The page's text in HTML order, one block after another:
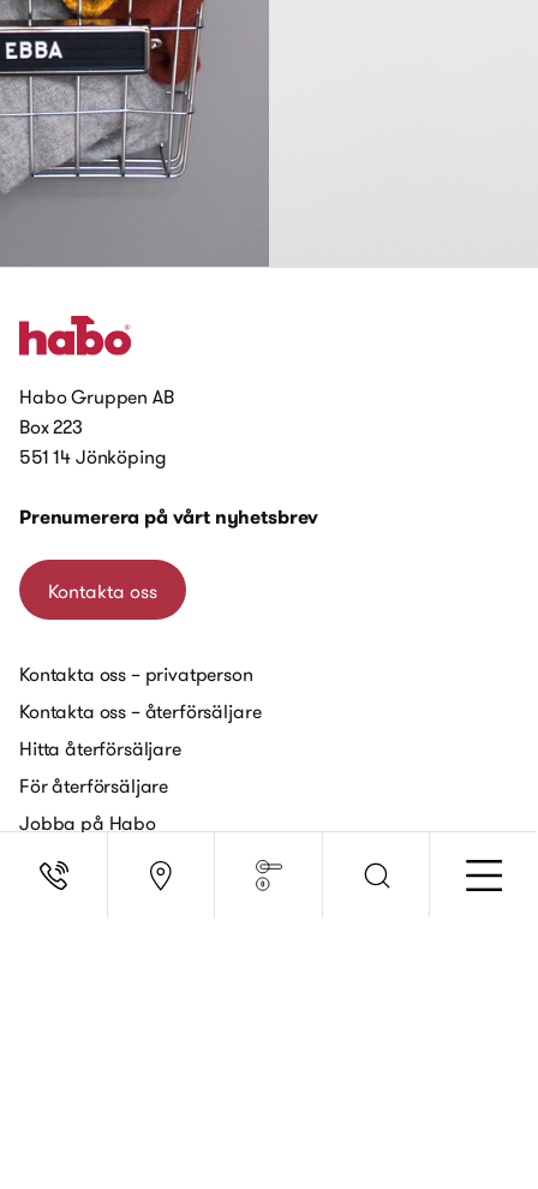
Habo Gruppen AB
Box 223
551 14 Jönköping
Prenumerera på vårt nyhetsbrev
Kontakta oss
Kontakta oss – privatperson
Kontakta oss – återförsäljare
Hitta återförsäljare
För återförsäljare
Jobba på Habo
Cookies
Tillgänglighetsredogörelse